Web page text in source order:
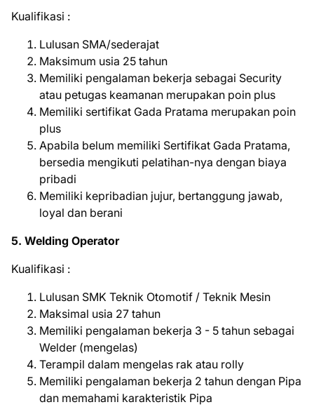
Kuаlіfіkаѕі :
Lulusan SMA/sederajat
Maksimum usia 25 tahun
Memiliki pengalaman bekerja sebagai Security
atau petugas keamanan merupakan poin plus
Memiliki sertifikat Gada Pratama merupakan poin
plus
Apabila belum memiliki Sertifikat Gada Pratama,
bersedia mengikuti pelatihan-nya dengan biaya
pribadi
Memiliki kepribadian jujur, bertanggung jawab,
loyal dan berani
5. Welding Operator
Kuаlіfіkаѕі :
Lulusan SMK Teknik Otomotif / Teknik Mesin
Maksimal usia 27 tahun
Memiliki pengalaman bekerja 3 - 5 tahun sebagai
Welder (mengelas)
Terampil dalam mengelas rak atau rolly
Memiliki pengalaman bekerja 2 tahun dengan Pipa
dan memahami karakteristik Pipa